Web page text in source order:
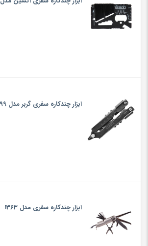
ابزار چندکاره سفری گربر مدل TW799
ابزار چندکاره سفری مدل 1363